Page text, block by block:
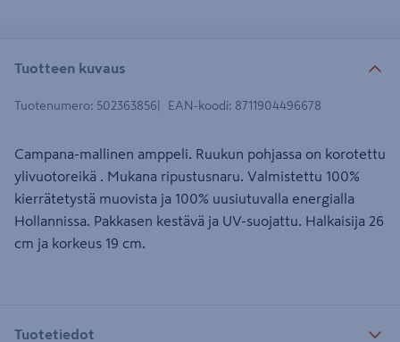
Tuotteen kuvaus
Tuotenumero: 502363856 EAN-koodi: 8711904496678
Campana-mallinen amppeli. Ruukun pohjassa on korotettu
ylivuotoreikä . Mukana ripustusnaru. Valmistettu 100%
kierrätetystä muovista ja 100% uusiutuvalla energialla
Hollannissa. Pakkasen kestävä ja UV-suojattu. Halkaisija 26
cm ja korkeus 19 cm.
Tuotetiedot